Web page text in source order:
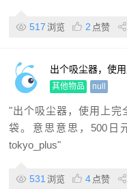
517 浏览 2 点赞
出个吸尘器，使
其他物品 null
"出个吸尘器，使用上完
袋。意思意思，500日
tokyo_plus"
531 浏览 4 点赞